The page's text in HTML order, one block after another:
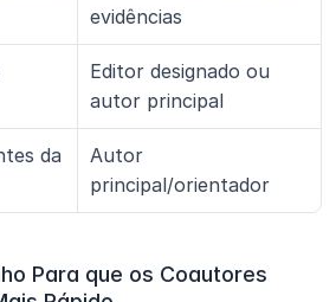
evidências
Editor designado ou
autor principal
da
Autor
principal/orientador
Para que os Coautores